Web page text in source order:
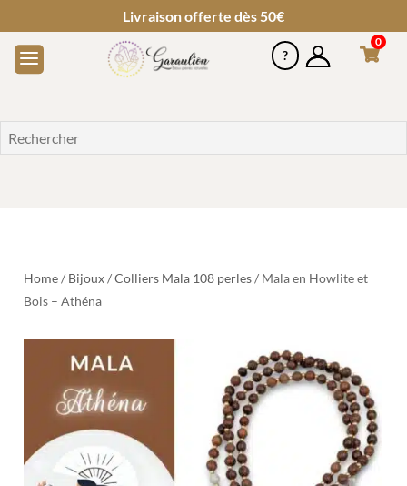
Livraison offerte dès 50€
0
Home/ Bijoux/Colliers Mala 108 perles/ Mala en Howlite et
Bois – Athéna